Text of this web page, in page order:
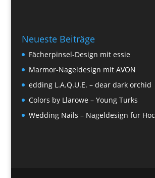
Neueste Beiträge
Fächerpinsel-Design mit essie
Marmor-Nageldesign mit AVON
edding L.A.Q.U.E. – dear dark orchid
Colors by Llarowe – Young Turks
Wedding Nails – Nageldesign für